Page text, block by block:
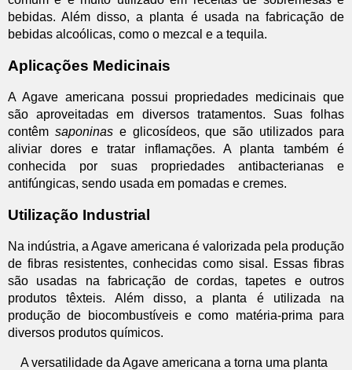
bebidas. Além disso, a planta é usada na fabricação de
bebidas alcoólicas, como o mezcal e a tequila.
Aplicações Medicinais
A Agave americana possui propriedades medicinais que
são aproveitadas em diversos tratamentos. Suas folhas
contêm saponinase glicosídeos, que são utilizados para
aliviar dores e tratar inflamações. A planta também é
conhecida por suas propriedades antibacterianas e
antifúngicas, sendo usada em pomadas e cremes.
Utilização Industrial
Na indústria, a Agave americana é valorizada pela produção
de fibras resistentes, conhecidas como sisal. Essas fibras
são usadas na fabricação de cordas, tapetes e outros
produtos têxteis. Além disso, a planta é utilizada na
produção de biocombustíveis e como matéria-prima para
diversos produtos químicos.
A versatilidade da Agave americana a torna uma planta